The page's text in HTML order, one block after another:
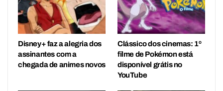
Disney+ faz a alegria dos
assinantes com a
chegada de animes novos
Clássico dos cinemas: 1º
filme de Pokémon está
disponível grátis no
YouTube